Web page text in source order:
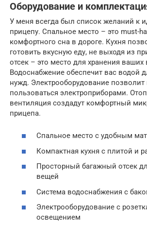
Оборудование и
У меня всегда был список желаний к
прицепу. Спальное место – это must-
комфортного сна в дороге. Кухня
готовить вкусную еду, не выходя из
отсек – это место для хранения ваших
Водоснабжение обеспечит вас водой
нужд. Электрооборудование позволит
пользоваться электроприборами.
вентиляция создадут комфортный
прицепа.
Спальное место с удобным
Компактная кухня с плитой и
Просторный багажный отсек
вещей
Система водоснабжения с
Электрооборудование с
освещением